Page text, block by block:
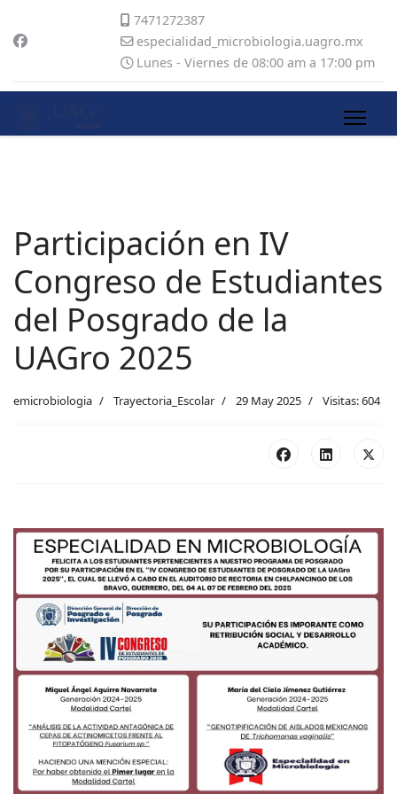
7471272387
especialidad_microbiologia.uagro.mx
Lunes - Viernes de 08:00 am a 17:00 pm
Participación en IV
Congreso de Estudiantes
del Posgrado de la
UAGro 2025
emicrobiologia Trayectoria_Escolar 29 May 2025 Visitas: 604